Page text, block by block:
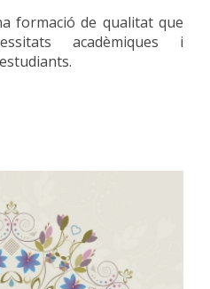
formació de qualitat que
acadèmiques i